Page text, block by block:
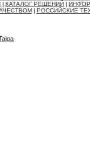
КАТАЛОГ РЕШЕНИЙ
РОССИЙСКИЕ